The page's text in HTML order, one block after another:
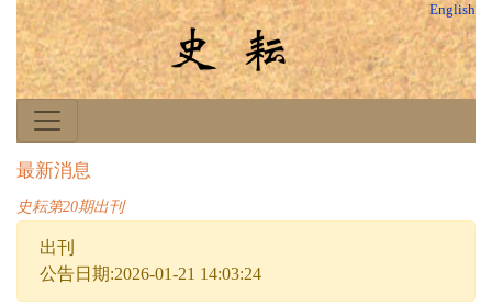
English
最新消息
史耘第20期出刊
出刊
公告日期:2026-01-21 14:03:24